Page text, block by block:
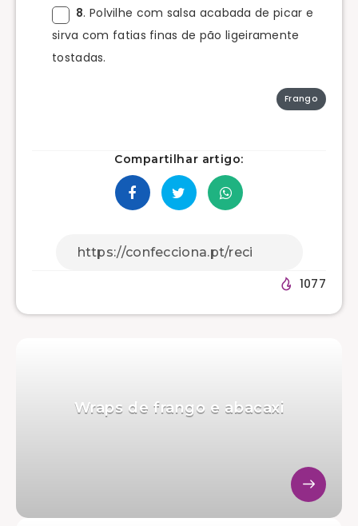
8. Polvilhe com salsa acabada de picar e
sirva com fatias finas de pão ligeiramente
tostadas.
Frango
Compartilhar artigo:
1077
Wraps de frango e abacaxi